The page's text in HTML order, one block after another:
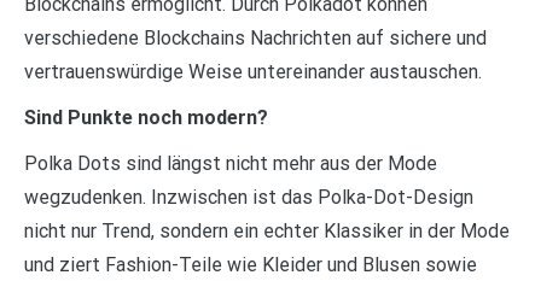
verschiedene Blockchains Nachrichten auf sichere und
vertrauenswürdige Weise untereinander austauschen.
Sind Punkte noch modern?
Polka Dots sind längst nicht mehr aus der Mode
wegzudenken. Inzwischen ist das Polka-Dot-Design
nicht nur Trend, sondern ein echter Klassiker in der Mode
und ziert Fashion-Teile wie Kleider und Blusen sowie